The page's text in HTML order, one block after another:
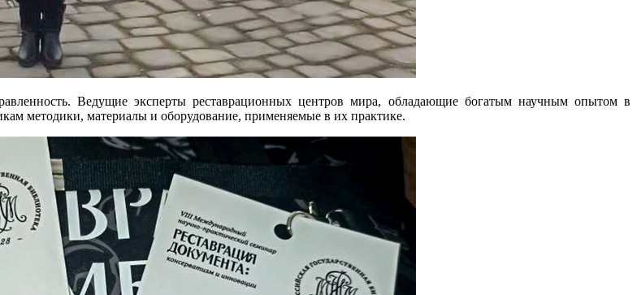
Ведущие эксперты реставрационных центров мира, обладающие богатым научным опытом в
методики, материалы и оборудование, применяемые в их практике.